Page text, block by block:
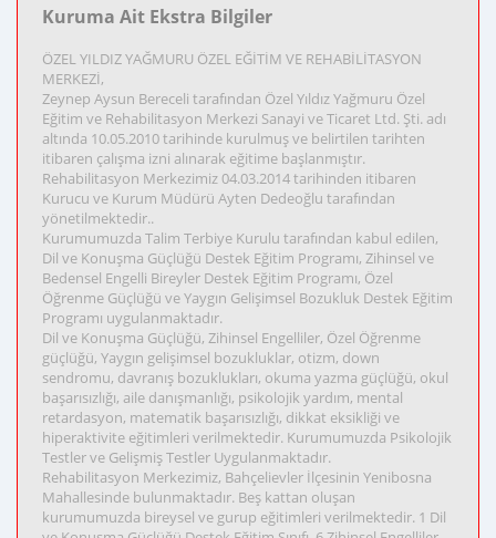
Kuruma Ait Ekstra Bilgiler
ÖZEL YILDIZ YAĞMURU ÖZEL EĞİTİM VE REHABİLİTASYON
MERKEZİ,
Zeynep Aysun Bereceli tarafından Özel Yıldız Yağmuru Özel
Eğitim ve Rehabilitasyon Merkezi Sanayi ve Ticaret Ltd. Şti. adı
altında 10.05.2010 tarihinde kurulmuş ve belirtilen tarihten
itibaren çalışma izni alınarak eğitime başlanmıştır.
Rehabilitasyon Merkezimiz 04.03.2014 tarihinden itibaren
Kurucu ve Kurum Müdürü Ayten Dedeoğlu tarafından
yönetilmektedir..
Kurumumuzda Talim Terbiye Kurulu tarafından kabul edilen,
Dil ve Konuşma Güçlüğü Destek Eğitim Programı, Zihinsel ve
Bedensel Engelli Bireyler Destek Eğitim Programı, Özel
Öğrenme Güçlüğü ve Yaygın Gelişimsel Bozukluk Destek Eğitim
Programı uygulanmaktadır.
Dil ve Konuşma Güçlüğü, Zihinsel Engelliler, Özel Öğrenme
güçlüğü, Yaygın gelişimsel bozukluklar, otizm, down
sendromu, davranış bozuklukları, okuma yazma güçlüğü, okul
başarısızlığı, aile danışmanlığı, psikolojik yardım, mental
retardasyon, matematik başarısızlığı, dikkat eksikliği ve
hiperaktivite eğitimleri verilmektedir. Kurumumuzda Psikolojik
Testler ve Gelişmiş Testler Uygulanmaktadır.
Rehabilitasyon Merkezimiz, Bahçelievler İlçesinin Yenibosna
Mahallesinde bulunmaktadır. Beş kattan oluşan
kurumumuzda bireysel ve gurup eğitimleri verilmektedir. 1 Dil